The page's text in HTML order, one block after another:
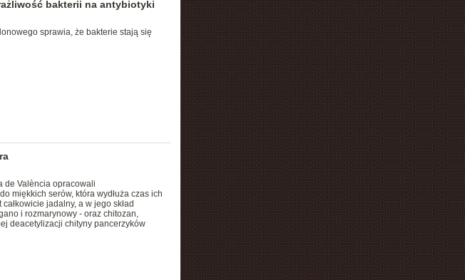
bakterii na antybiotyki
sprawia, że bakterie stają się
de València opracowali
miękkich serów, która wydłuża czas ich
jadalny, a w jego skład
i rozmarynowy - oraz chitozan,
deacetylizacji chityny pancerzyków